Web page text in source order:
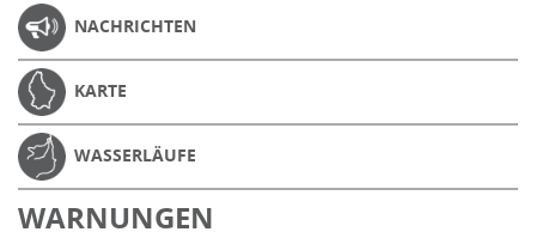
NACHRICHTEN
KARTE
WASSERLÄUFE
WARNUNGEN